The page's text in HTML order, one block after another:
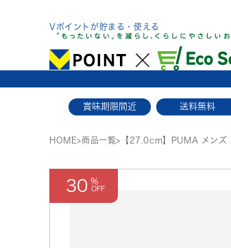
Vポイントが貯まる・使える
賞味期限間近 送料無料
HOME>商品一覧> 【27.0cm】PUMA メンズ
30